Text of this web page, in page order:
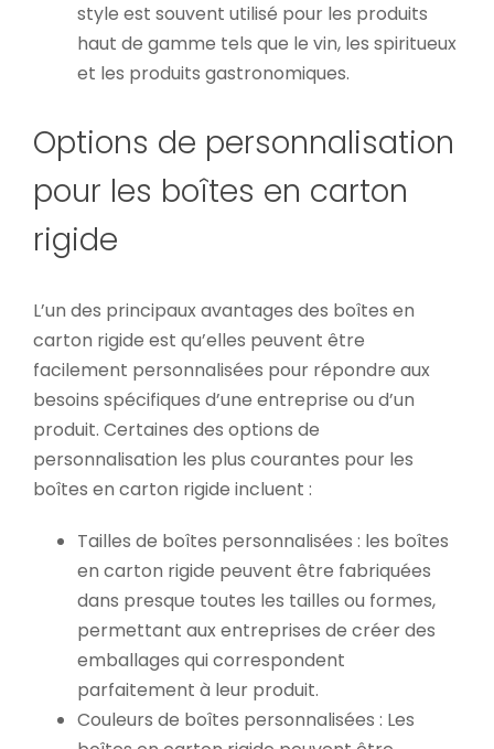
style est souvent utilisé pour les produits
haut de gamme tels que le vin, les spiritueux
et les produits gastronomiques.
Options de personnalisation
pour les boîtes en carton
rigide
L’un des principaux avantages des boîtes en
carton rigide est qu’elles peuvent être
facilement personnalisées pour répondre aux
besoins spécifiques d’une entreprise ou d’un
produit. Certaines des options de
personnalisation les plus courantes pour les
boîtes en carton rigide incluent :
Tailles de boîtes personnalisées : les boîtes
en carton rigide peuvent être fabriquées
dans presque toutes les tailles ou formes,
permettant aux entreprises de créer des
emballages qui correspondent
parfaitement à leur produit.
Couleurs de boîtes personnalisées : Les